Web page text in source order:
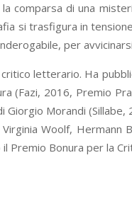
comparsa di una
si trasfigura in
per
letterario. Ha
(Fazi, 2016, Premio
Giorgio Morandi
Woolf,
Premio Bonura per la